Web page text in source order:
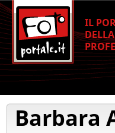
IL
Barbara